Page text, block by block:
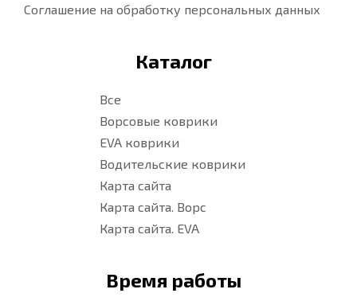
Соглашение на обработку персональных данных
Каталог
Все
Ворсовые коврики
EVA коврики
Водительские коврики
Карта сайта
Карта сайта. Ворс
Карта сайта. EVA
Время работы